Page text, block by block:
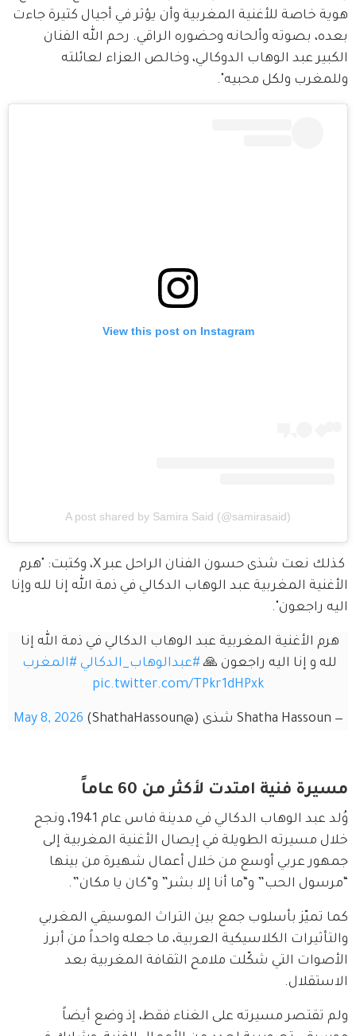
هوية خاصة للأغنية المغربية وأن يؤثر في أجيال كثيرة جاءت
بعده، بصوته وألحانه وحضوره الراقي. رحم الله الفنان
الكبير عبد الوهاب الدوكالي، وخالص العزاء لعائلته
وللمغرب ولكل محبيه".
View this post on Instagram
A post shared by Samira Said (@samirasaid)
كذلك نعت شذى حسون الفنان الراحل عبر X، وكتبت: "هرم
الأغنية المغربية عبد الوهاب الدكالي في ذمة الله إنا لله وإنا
اليه راجعون".
هرم الأغنية المغربية عبد الوهاب الدكالي في ذمة الله إنا
لله و إنا اليه راجعون 🙏 #عبدالوهاب_الدكالي #المغرب
pic.twitter.com/TPkr1dHPxk
— Shatha Hassoun شذى (@ShathaHassoun) May 8, 2026
مسيرة فنية امتدت لأكثر من 60 عاماً
وُلد عبد الوهاب الدكالي في مدينة فاس عام 1941، ونجح
خلال مسيرته الطويلة في إيصال الأغنية المغربية إلى
جمهور عربي أوسع من خلال أعمال شهيرة من بينها
“مرسول الحب” و“ما أنا إلا بشر” و“كان يا مكان”.
كما تميّز بأسلوب جمع بين التراث الموسيقي المغربي
والتأثيرات الكلاسيكية العربية، ما جعله واحداً من أبرز
الأصوات التي شكّلت ملامح الثقافة المغربية بعد
الاستقلال.
ولم تقتصر مسيرته على الغناء فقط، إذ وضع أيضاً